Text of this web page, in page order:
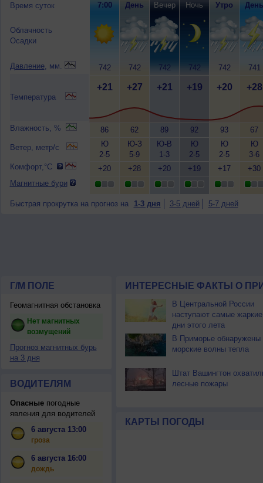
Время суток
Облачность
Осадки
Давление, мм.
Температура
Влажность, %
Ветер, метр/с
Комфорт,°C
Магнитные бури
7:00
742
+21
86
Ю
2-5
+20
День
742
+27
62
Ю-З
5-9
+28
Вечер
742
+21
89
Ю-В
1-3
+20
Ночь
742
+19
92
Ю
2-5
+19
Утро
742
+20
93
Ю
2-5
+17
День
741
+28
67
Ю
3-6
+30
Быстрая прокрутка на прогноз на 1-3 дня 3-5 дней 5-7 дней
Г/М ПОЛЕ
Геомагнитная обстановка
Нет магнитных
возмущений
Прогноз магнитных бурь
на 3 дня
ВОДИТЕЛЯМ
Опасныепогодные
явления для водителей
6 августа 13:00
гроза
6 августа 16:00
дождь
ИНТЕРЕСНЫЕ ФАКТЫ О
В Центральной России
наступают самые жаркие
дни этого лета
В Приморье обнаружены
морские волны тепла
Штат Вашингтон
лесные пожары
КАРТЫ ПОГОДЫ